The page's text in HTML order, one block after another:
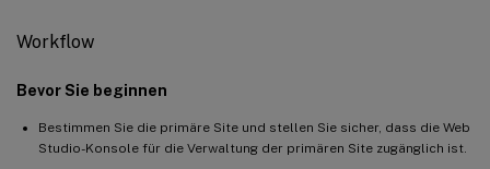
Workflow
Bevor Sie beginnen
Bestimmen Sie die primäre Site und stellen Sie sicher, dass die Web
Studio-Konsole für die Verwaltung der primären Site zugänglich ist.